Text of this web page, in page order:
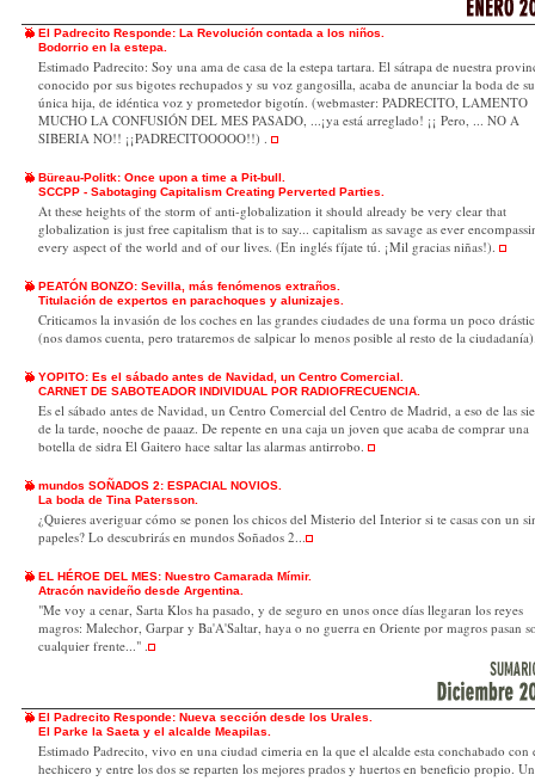
El Padrecito Responde: La Revolución contada a los niños.
Bodorrio en la estepa.
Estimado Padrecito: Soy una ama de casa de la estepa tartara. El sátrapa de nuestra
conocido por sus bigotes rechupados y su voz gangosilla, acaba de anunciar la boda de su
única hija, de idéntica voz y prometedor bigotín. (webmaster: PADRECITO, LAMENTO
MUCHO LA CONFUSIÓN DEL MES PASADO, ...¡ya está arreglado! ¡¡ Pero, ... NO A
SIBERIA NO!! ¡¡PADRECITOOOOO!!) .
Büreau-Politk: Once upon a time a Pit-bull.
SCCPP - Sabotaging Capitalism Creating Perverted Parties.
At these heights of the storm of anti-globalization it should already be very clear that
globalization is just free capitalism that is to say... capitalism as savage as ever
every aspect of the world and of our lives. (En inglés fíjate tú. ¡Mil gracias niñas!).
PEATÓN BONZO: Sevilla, más fenómenos extraños.
Titulación de expertos en parachoques y alunizajes.
Criticamos la invasión de los coches en las grandes ciudades de una forma un poco
(nos damos cuenta, pero trataremos de salpicar lo menos posible al resto de la
YOPITO: Es el sábado antes de Navidad, un Centro Comercial.
CARNET DE SABOTEADOR INDIVIDUAL POR RADIOFRECUENCIA.
Es el sábado antes de Navidad, un Centro Comercial del Centro de Madrid, a eso de las
de la tarde, nooche de paaaz. De repente en una caja un joven que acaba de comprar una
botella de sidra El Gaitero hace saltar las alarmas antirrobo.
mundos SOÑADOS 2: ESPACIAL NOVIOS.
La boda de Tina Patersson.
¿Quieres averiguar cómo se ponen los chicos del Misterio del Interior si te casas con un
papeles? Lo descubrirás en mundos Soñados 2...
EL HÉROE DEL MES: Nuestro Camarada Mímir.
Atracón navideño desde Argentina
"Me voy a cenar, Sarta Klos ha pasado, y de seguro en unos once días llegaran los reyes
magros: Malechor, Garpar y Ba'A'Saltar, haya o no guerra en Oriente por magros pasan
cualquier frente..." .
El Padrecito Responde: Nueva sección desde los Urales.
El Parke la Saeta y el alcalde Meapilas.
Estimado Padrecito, vivo en una ciudad cimeria en la que el alcalde esta conchabado con
hechicero y entre los dos se reparten los mejores prados y huertos en beneficio propio.